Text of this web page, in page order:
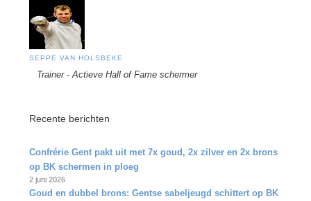
SEPPE VAN HOLSBEKE
Trainer - Actieve Hall of Fame schermer
Recente berichten
Confrérie Gent pakt uit met 7x goud, 2x zilver en 2x brons
op BK schermen in ploeg
2 juni 2026
Goud en dubbel brons: Gentse sabeljeugd schittert op BK